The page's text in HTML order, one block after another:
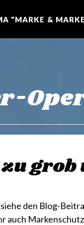
"MARKE &
den Blog-
auch